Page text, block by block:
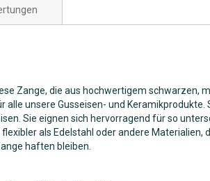
Zange, die aus hochwertigem schwarzen,
unsere Gusseisen- und
Sie eignen sich hervorragend für so
als Edelstahl oder andere
haften bleiben.